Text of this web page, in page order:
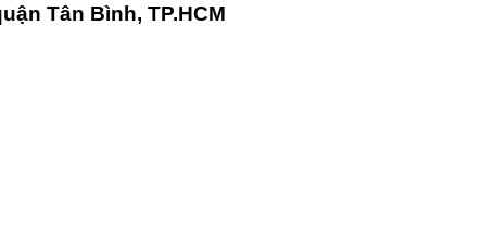
Tân Bình, TP.HCM